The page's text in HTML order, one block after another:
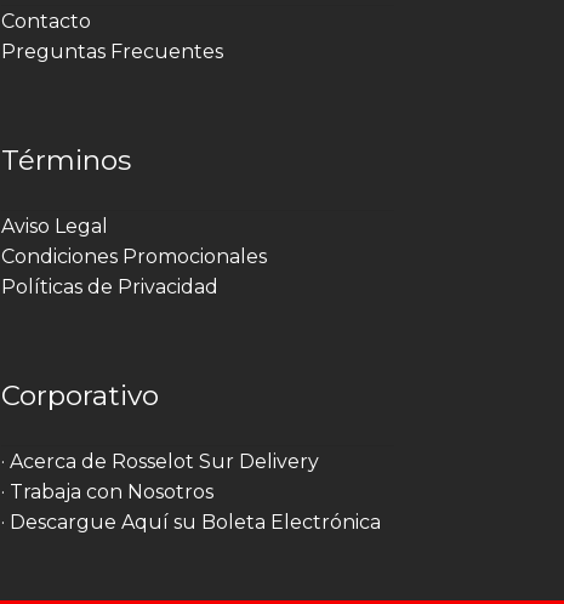
Contacto
Preguntas Frecuentes
Términos
Aviso Legal
Condiciones Promocionales
Políticas de Privacidad
Corporativo
· Acerca de Rosselot Sur Delivery
· Trabaja con Nosotros
· Descargue Aquí su Boleta Electrónica